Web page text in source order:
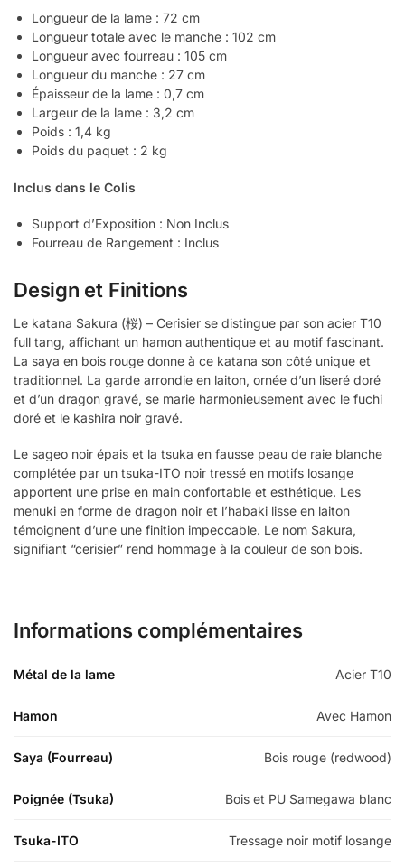
Longueur de la lame : 72 cm
Longueur totale avec le manche : 102 cm
Longueur avec fourreau : 105 cm
Longueur du manche : 27 cm
Épaisseur de la lame : 0,7 cm
Largeur de la lame : 3,2 cm
Poids : 1,4 kg
Poids du paquet : 2 kg
Inclus dans le Colis
Support d’Exposition : Non Inclus
Fourreau de Rangement : Inclus
Design et Finitions
Le katana Sakura (桜) – Cerisier se distingue par son acier T10
full tang, affichant un hamon authentique et au motif fascinant.
La saya en bois rouge donne à ce katana son côté unique et
traditionnel. La garde arrondie en laiton, ornée d’un liseré doré
et d’un dragon gravé, se marie harmonieusement avec le fuchi
doré et le kashira noir gravé.
Le sageo noir épais et la tsuka en fausse peau de raie blanche
complétée par un tsuka-ITO noir tressé en motifs losange
apportent une prise en main confortable et esthétique. Les
menuki en forme de dragon noir et l’habaki lisse en laiton
témoignent d’une une finition impeccable. Le nom Sakura,
signifiant “cerisier” rend hommage à la couleur de son bois.
Informations complémentaires
Métal de la lame Acier T10
Hamon Avec Hamon
Saya (Fourreau) Bois rouge (redwood)
Poignée (Tsuka) Bois et PU Samegawa blanc
Tsuka-ITO Tressage noir motif losange